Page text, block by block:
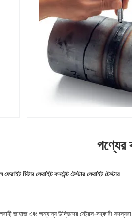
পণ্যের
মিটার ফেরাইট কনটেন্ট টেস্টার ফেরাইট টেস্টার
জাহাজ এবং অন্যান্য উদ্ভিদের স্ট্রেস-সহকারী